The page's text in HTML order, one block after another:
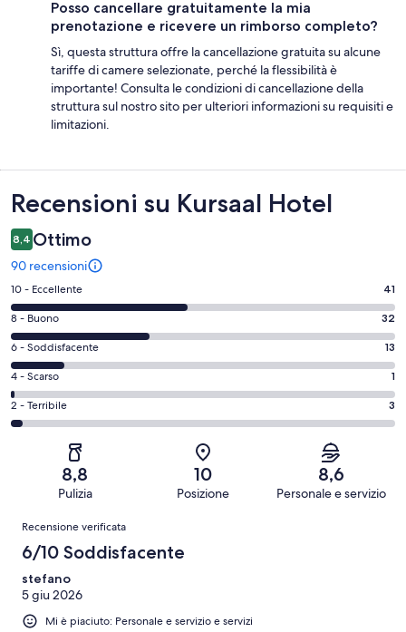
Posso cancellare gratuitamente la mia
prenotazione e ricevere un rimborso completo?
Sì, questa struttura offre la cancellazione gratuita su alcune
tariffe di camere selezionate, perché la flessibilità è
importante! Consulta le condizioni di cancellazione della
struttura sul nostro sito per ulteriori informazioni su requisiti e
limitazioni.
Recensioni
Recensioni su Kursaal Hotel
8,4 Ottimo
90 recensioni
Valutazione
di
10
-
Eccellente.
41
su
90
recensioni
10 - Eccellente 41
Valutazione
di
8
-
Buono.
32
recensioni
8 - Buono 32
Valutazione
di
6
-
Soddisfacente.
recensioni
6 - Soddisfacente 13
Valutazione
di
4
recensioni
4 - Scarso 1
Valutazione
di
Terribile.
su
recensioni
2 - Terribile 3
8,8
Pulizia
10
Posizione
8,6
Personale e servizio
Recensioni
Recensione verificata
6/10 Soddisfacente
stefano
5 giu 2026
Mi è piaciuto: Personale e servizio e servizi